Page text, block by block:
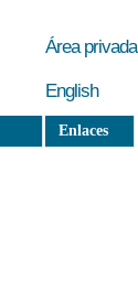
Área privada
English
Enlaces